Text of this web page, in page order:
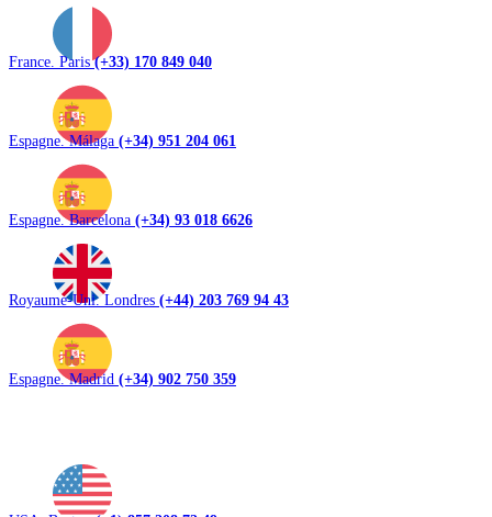
France. Paris(+33) 170 849 040
Espagne. Málaga (+34) 951 204 061
Espagne. Barcelona (+34) 93 018 6626
Royaume-Uni. Londres (+44) 203 769 94 43
Espagne. Madrid (+34) 902 750 359